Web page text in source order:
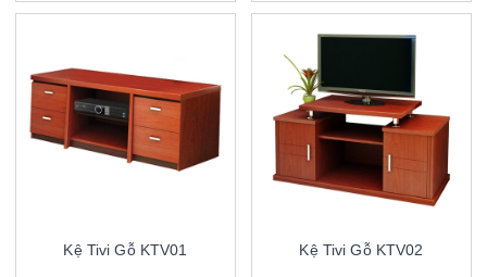
Kệ Tivi Gỗ KTV01 Kệ Tivi Gỗ KTV02